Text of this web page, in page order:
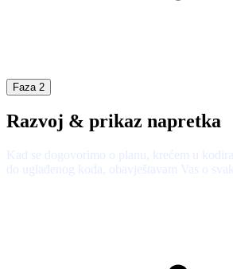
Faza 2
Razvoj & prikaz napretka
Kad se dogovorimo o planu, krećem u
do uglađenog koda, obavještavam Vas o